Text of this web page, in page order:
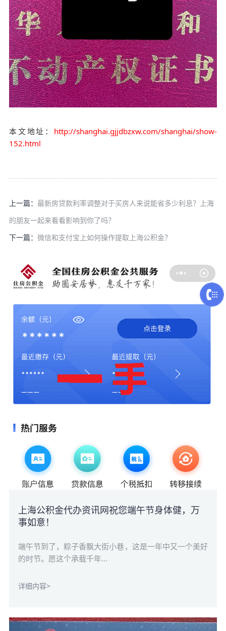
本文地址： http://shanghai.gjjdbzxw.com/shanghai/show-
152.html
上一篇： 最新房贷款利率调整对于买房人来说能省多少利息？上海
的朋友一起来看看影响到你了吗？
下一篇： 微信和支付宝上如何操作提取上海公积金？
上海公积金代办资讯网祝您端午节身体健，万
事如意！
端午节到了，粽子香飘大街小巷，这是一年中又一个美好
的时节。愿这个承载千年...
详细内容>